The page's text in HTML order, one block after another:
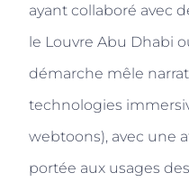
ayant collaboré avec
le Louvre Abu Dhabi
démarche mêle
technologies
webtoons), avec une
portée aux usages